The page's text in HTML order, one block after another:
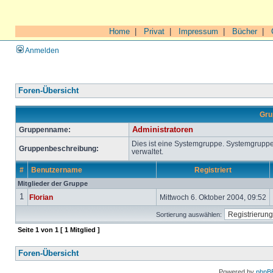
Home Privat Impressum Bücher|
Anmelden
Foren-Übersicht
Gruppenname:
Administratoren
Gruppenbeschreibung:
Dies ist eine Systemgruppe.
verwaltet.
# Benutzername Registriert
Mitglieder der Gruppe
1 Florian Mittwoch 6. Oktober 2004, 09:52
Sortierung auswählen:
Seite 1 von 1 [ 1 Mitglied ]
Foren-Übersicht